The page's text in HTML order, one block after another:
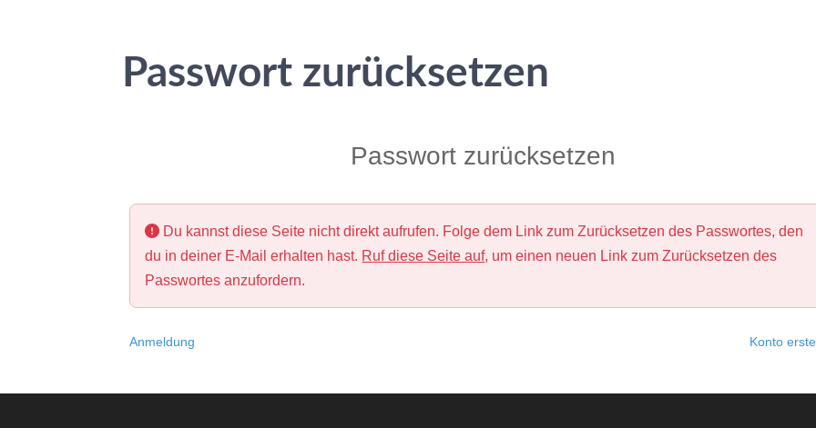
Passwort zurücksetzen
Passwort zurücksetzen
Du kannst diese Seite nicht direkt aufrufen. Folge dem Link zum Zurücksetzen des Passwortes, den
du in deiner E-Mail erhalten hast. Ruf diese Seite auf, um einen neuen Link zum Zurücksetzen des
Passwortes anzufordern.
Anmeldung Konto